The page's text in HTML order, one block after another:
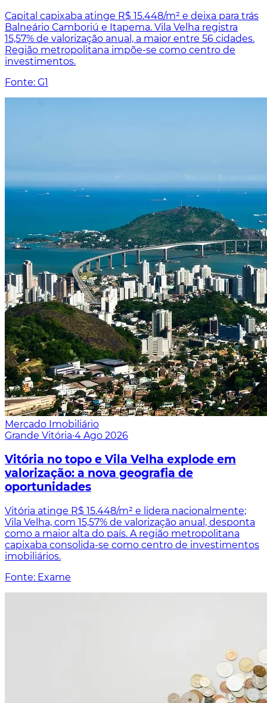
Capital capixaba atinge R$ 15.448/m² e deixa para trás
Balneário Camboriú e Itapema. Vila Velha registra
15,57% de valorização anual, a maior entre 56 cidades.
Região metropolitana impõe-se como centro de
investimentos.
Fonte: G1
Mercado Imobiliário
Grande Vitória·4 Ago 2026
Vitória no topo e Vila Velha explode em
valorização: a nova geografia de
oportunidades
Vitória atinge R$ 15.448/m² e lidera nacionalmente;
Vila Velha, com 15,57% de valorização anual, desponta
como a maior alta do país. A região metropolitana
capixaba consolida-se como centro de investimentos
imobiliários.
Fonte: Exame